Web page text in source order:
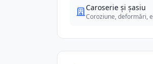
Caroserie și șasiu
Coroziune, deformări,